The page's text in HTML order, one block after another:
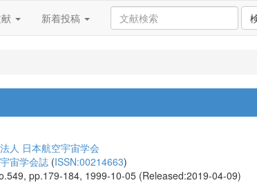
新着投稿
人 日本航空宇宙学会
宙学会誌 (ISSN:00214663)
pp.179-184, 1999-10-05 (Released:2019-04-09)